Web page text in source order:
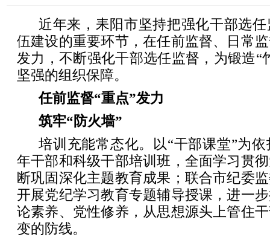
近年来，耒阳市坚持把强化干部选
伍建设的重要环节，在任前监督、日常
发力，不断强化干部选任监督，为锻造“
坚强的组织保障。
任前监督“重点”发力
筑牢“防火墙”
培训充能常态化。以“干部课堂”为
年干部和科级干部培训班，全面学习贯
断巩固深化主题教育成果；联合市纪委
开展党纪学习教育专题辅导授课，进一
论素养、党性修养，从思想源头上管住
变的防线。